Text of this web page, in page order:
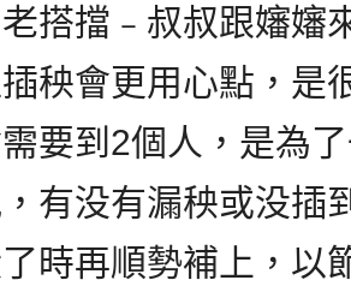
搭擋﹣叔叔跟嬸嬸
秧會更用心點，是
要到2個人，是為
有没有漏秧或没插
時再順勢補上，以